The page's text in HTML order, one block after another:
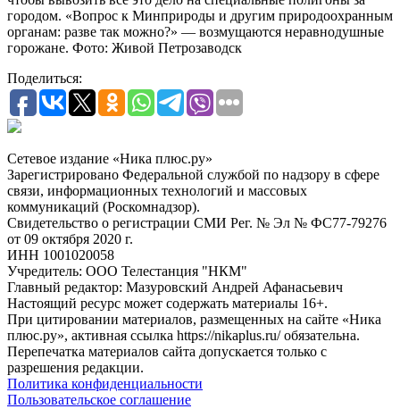
городом. «Вопрос к Минприроды и другим природоохранным
органам: разве так можно?» — возмущаются неравнодушные
горожане. Фото: Живой Петрозаводск
Поделиться:
Сетевое издание «Ника плюс.ру»
Зарегистрировано Федеральной службой по надзору в сфере
связи, информационных технологий и массовых
коммуникаций (Роскомнадзор).
Свидетельство о регистрации СМИ Рег. № Эл № ФС77-79276
от 09 октября 2020 г.
ИНН 1001020058
Учредитель: ООО Телестанция "НКМ"
Главный редактор: Мазуровский Андрей Афанасьевич
Настоящий ресурс может содержать материалы 16+.
При цитировании материалов, размещенных на сайте «Ника
плюс.ру», активная ссылка https://nikaplus.ru/ обязательна.
Перепечатка материалов сайта допускается только с
разрешения редакции.
Политика конфиденциальности
Пользовательское соглашение